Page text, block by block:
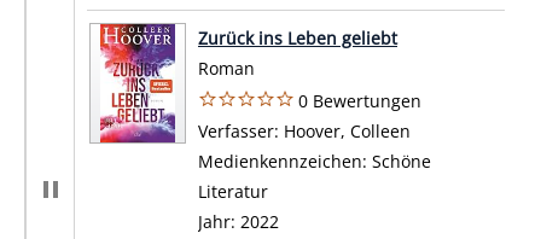
Zum Download
Zurück ins Leben geliebt
Roman
0 Bewertungen
Verfasser: Hoover, Colleen
Medienkennzeichen: Schöne
Literatur
Jahr: 2022